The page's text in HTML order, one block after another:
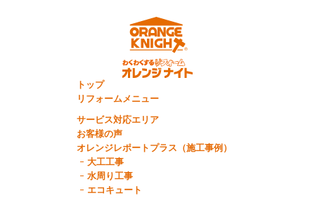
トップ
リフォームメニュー
サービス対応エリア
お客様の声
オレンジレポートプラス（施工事例）
大工工事
水周り工事
エコキュート